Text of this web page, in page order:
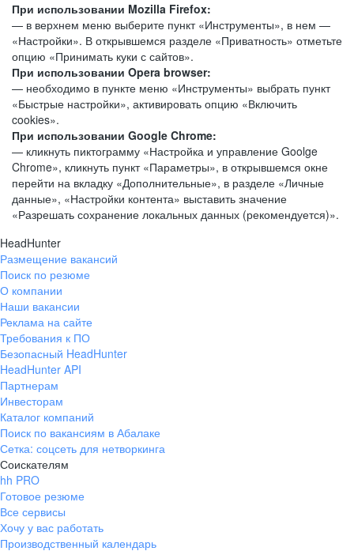
При использовании Mozilla Firefox:
— в верхнем меню выберите пункт «Инструменты», в нем —
«Настройки». В открывшемся разделе «Приватность» отметьте
опцию «Принимать куки с сайтов».
При использовании Opera browser:
— необходимо в пункте меню «Инструменты» выбрать пункт
«Быстрые настройки», активировать опцию «Включить
cookies».
При использовании Google Chrome:
— кликнуть пиктограмму «Настройка и управление Goolge
Chrome», кликнуть пункт «Параметры», в открывшемся окне
перейти на вкладку «Дополнительные», в разделе «Личные
данные», «Настройки контента» выставить значение
«Разрешать сохранение локальных данных (рекомендуется)».
HeadHunter
Размещение вакансий
Поиск по резюме
О компании
Наши вакансии
Реклама на сайте
Требования к ПО
Безопасный HeadHunter
HeadHunter API
Партнерам
Инвесторам
Каталог компаний
Поиск по вакансиям в Абалаке
Сетка: соцсеть для нетворкинга
Соискателям
hh PRO
Готовое резюме
Все сервисы
Хочу у вас работать
Производственный календарь